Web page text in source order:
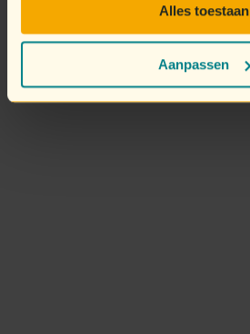
Alles toestaan
Aanpassen